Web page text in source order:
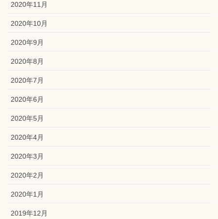
2020年11月
2020年10月
2020年9月
2020年8月
2020年7月
2020年6月
2020年5月
2020年4月
2020年3月
2020年2月
2020年1月
2019年12月